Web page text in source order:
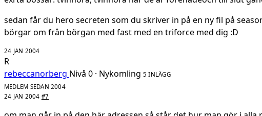
sedan får du hero secreten som du skriver in på en ny fil på
börgar om från börgan med fast med en triforce med dig :D
24 JAN 2004
R
rebeccanorberg Nivå 0 · Nykomling 5 INLÄGG
MEDLEM SEDAN 2004
24 JAN 2004 #7